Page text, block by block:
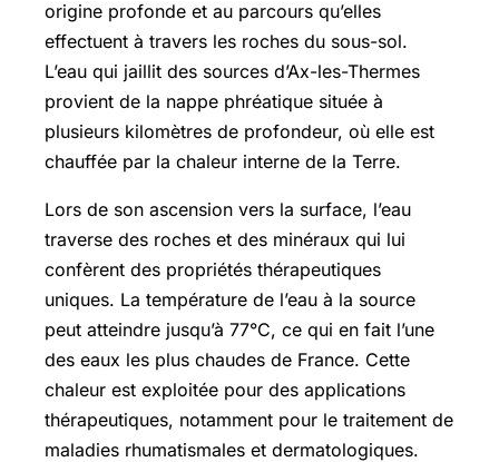
origine profonde et au parcours qu’elles
effectuent à travers les roches du sous-sol.
L’eau qui jaillit des sources d’Ax-les-Thermes
provient de la nappe phréatique située à
plusieurs kilomètres de profondeur, où elle est
chauffée par la chaleur interne de la Terre.
Lors de son ascension vers la surface, l’eau
traverse des roches et des minéraux qui lui
confèrent des propriétés thérapeutiques
uniques. La température de l’eau à la source
peut atteindre jusqu’à 77°C, ce qui en fait l’une
des eaux les plus chaudes de France. Cette
chaleur est exploitée pour des applications
thérapeutiques, notamment pour le traitement de
maladies rhumatismales et dermatologiques.